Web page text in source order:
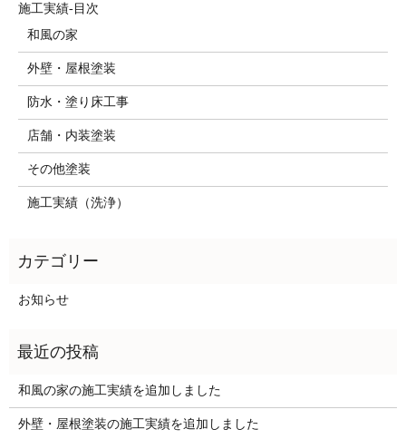
施工実績-目次
和風の家
外壁・屋根塗装
防水・塗り床工事
店舗・内装塗装
その他塗装
施工実績（洗浄）
お知らせ
和風の家の施工実績を追加しました
外壁・屋根塗装の施工実績を追加しました